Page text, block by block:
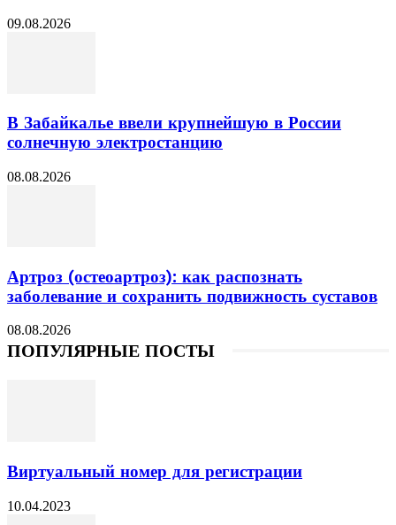
09.08.2026
В Забайкалье ввели крупнейшую в России
солнечную электростанцию
08.08.2026
Артроз (остеоартроз): как распознать
заболевание и сохранить подвижность суставов
08.08.2026
ПОПУЛЯРНЫЕ ПОСТЫ
Виртуальный номер для регистрации
10.04.2023